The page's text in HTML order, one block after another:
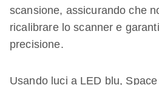
scansione, assicurando che
ricalibrare lo scanner e
precisione.
Usando luci a LED blu,